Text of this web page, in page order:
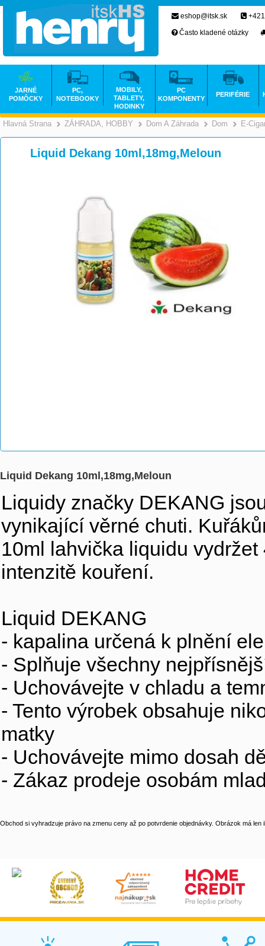
Hlavná Strana >
ZÁHRADA, HOBBY >
Dom A Záhrada Dom E-
Liquid Dekang 10ml,18mg,Meloun
Liquid Dekang 10ml,18mg,Meloun
Liquidy značky DEKANG
vynikající věrné chuti.
10ml lahvička liquidu
intenzitě kouření.
Liquid DEKANG
- kapalina určená k plnění
- Splňuje všechny
- Uchovávejte v chladu a
- Tento výrobek obsahuje
matky
- Uchovávejte mimo dosah
- Zákaz prodeje osobám
Obchod si vyhradzuje právo na zmenu ceny až po potvrdenie objednávky. Obrázok má len
eshop@itsk.sk
Často kladené otázky
JARNÉ
POMÔCKY
PC,
NOTEBOOKY
MOBILY,
TABLETY,
HODINKY
PC
KOMPONENTY
PERIFÉRIE